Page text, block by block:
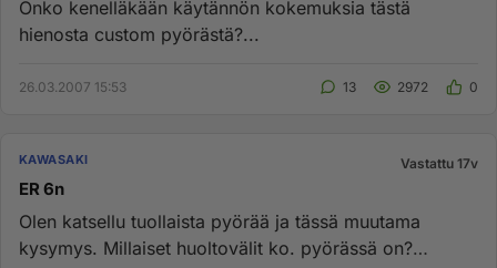
Onko kenelläkään käytännön kokemuksia tästä
hienosta custom pyörästä?...
26.03.2007 15:53 13 2972 0
KAWASAKI Vastattu 17v
ER 6n
Olen katsellu tuollaista pyörää ja tässä muutama
kysymys. Millaiset huoltovälit ko. pyörässä on?